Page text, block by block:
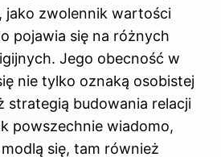
jako zwolennik wartości
pojawia się na różnych
Jego obecność w
nie tylko oznaką osobistej
strategią budowania relacji
powszechnie wiadomo,
się, tam również